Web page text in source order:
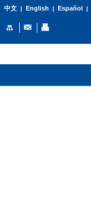
中文| English | Español |